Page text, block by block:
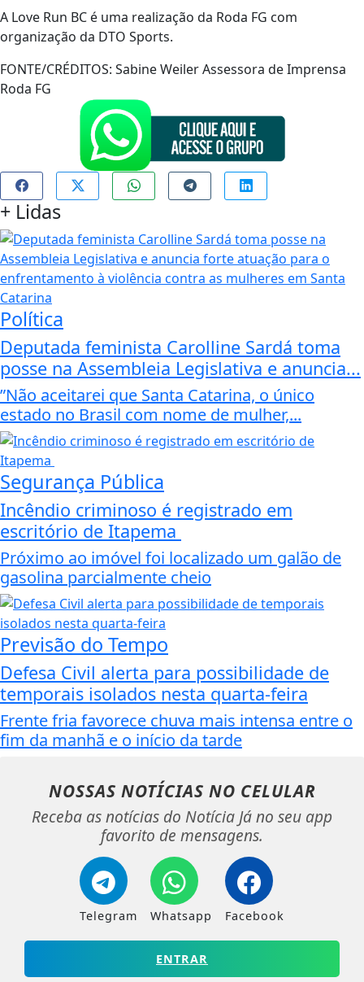
A Love Run BC é uma realização da Roda FG com
organização da DTO Sports.
FONTE/CRÉDITOS: Sabine Weiler Assessora de Imprensa
Roda FG
+ Lidas
Política
Deputada feminista Carolline Sardá toma
posse na Assembleia Legislativa e anuncia...
”Não aceitarei que Santa Catarina, o único
estado no Brasil com nome de mulher,...
Segurança Pública
Incêndio criminoso é registrado em
escritório de Itapema
Próximo ao imóvel foi localizado um galão de
gasolina parcialmente cheio
Previsão do Tempo
Defesa Civil alerta para possibilidade de
temporais isolados nesta quarta-feira
Frente fria favorece chuva mais intensa entre o
fim da manhã e o início da tarde
NOSSAS NOTÍCIAS NO CELULAR
Receba as notícias do Notícia Já no seu app
favorito de mensagens.
Telegram Whatsapp Facebook
ENTRAR